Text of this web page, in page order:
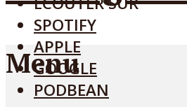
SPOTIFY
APPLE
GOOGLE
PODBEAN
Menu